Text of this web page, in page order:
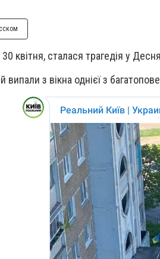
квітня, сталася трагедія у
з вікна однієї з